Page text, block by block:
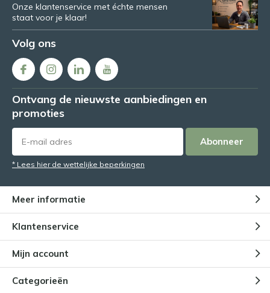
Onze klantenservice met échte mensen
staat voor je klaar!
Volg ons
Ontvang de nieuwste aanbiedingen en
promoties
Abonneer
* Lees hier de wettelijke beperkingen
Meer informatie
Klantenservice
Mijn account
Categorieën